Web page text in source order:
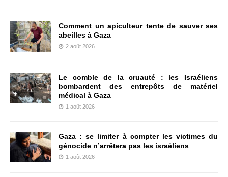
Comment un apiculteur tente de sauver ses
abeilles à Gaza
2 août 2026
Le comble de la cruauté : les Israéliens
bombardent des entrepôts de matériel
médical à Gaza
1 août 2026
Gaza : se limiter à compter les victimes du
génocide n’arrêtera pas les israéliens
1 août 2026